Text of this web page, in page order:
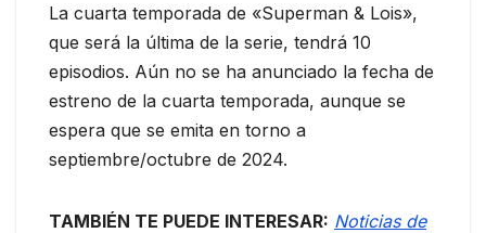
La cuarta temporada de «Superman & Lois»,
que será la última de la serie, tendrá 10
episodios. Aún no se ha anunciado la fecha de
estreno de la cuarta temporada, aunque se
espera que se emita en torno a
septiembre/octubre de 2024.
TAMBIÉN TE PUEDE INTERESAR: Noticias de